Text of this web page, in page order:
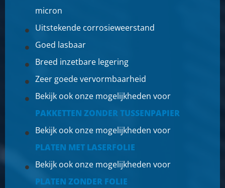
Stuks gewicht in kg
16,524
SELECTEER
2800-0429-251253
Omschrijving
Alu plaat EN AW-5754 H111 2500x1250x3 1z folie 80 Mu
Stuks gewicht in kg
25,819
Bruto prijs
SELECTEER
micron
Uitstekende corrosieweerstand
Goed lasbaar
Breed inzetbare legering
Zeer goede vervormbaarheid
Bekijk ook onze mogelijkheden voor
PAKKETTEN ZONDER TUSSENPAPIER
Bekijk ook onze mogelijkheden voor
PLATEN MET LASERFOLIE
Bekijk ook onze mogelijkheden voor
PLATEN ZONDER FOLIE